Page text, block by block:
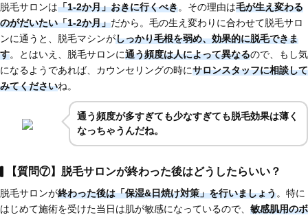
脱毛サロンは「1-2か月」おきに行くべき。その理由は毛が生え変わる
のがだいたい「1-2か月」だから。毛の生え変わりに合わせて脱毛サロ
ンに通うと、脱毛マシンがしっかり毛根を弱め、効果的に脱毛できま
す。とはいえ、脱毛サロンに通う頻度は人によって異なるので、もし気
になるようであれば、カウンセリングの時にサロンスタッフに相談して
みてくださいね。
通う頻度が多すぎても少なすぎても脱毛効果は薄く
なっちゃうんだね。
【質問⑦】脱毛サロンが終わった後はどうしたらいい？
脱毛サロンが終わった後は「保湿&日焼け対策」を行いましょう。特に
はじめて施術を受けた当日は肌が敏感になっているので、 敏感肌用のボ